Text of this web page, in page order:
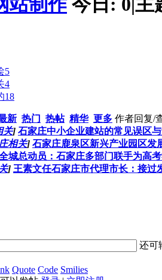
站制作 今日: 0|主
5
4
18
新 热门 热帖 精华 更多 作者回复/
关] 石家庄中小企业建站的常见误区
相关] 石家庄鹿泉区新兴产业园区发
城总动员：石家庄多部门联手为高
] 王素文任石家庄市代理市长：接过
还可
Quote Code Smilies